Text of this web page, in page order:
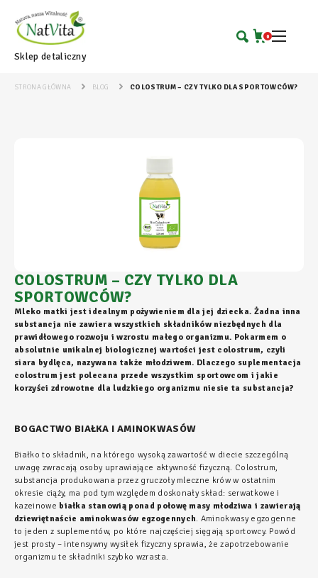
Sklep detaliczny
0
STRONA GŁÓWNA BLOG COLOSTRUM – CZY TYLKO DLA SPORTOWCÓW?
COLOSTRUM – CZY TYLKO DLA
SPORTOWCÓW?
Mleko matki jest idealnym pożywieniem dla jej dziecka. Żadna inna
substancja nie zawiera wszystkich składników niezbędnych dla
prawidłowego rozwoju i wzrostu małego organizmu. Pokarmem o
absolutnie unikalnej biologicznej wartości jest colostrum, czyli
siara bydlęca, nazywana także młodziwem. Dlaczego suplementacja
colostrum jest polecana przede wszystkim sportowcom i jakie
korzyści zdrowotne dla ludzkiego organizmu niesie ta substancja?
BOGACTWO BIAŁKA I AMINOKWASÓW
Białko to składnik, na którego wysoką zawartość w diecie szczególną
uwagę zwracają osoby uprawiające aktywność fizyczną. Colostrum,
substancja produkowana przez gruczoły mleczne krów w ostatnim
okresie ciąży, ma pod tym względem doskonały skład: serwatkowe i
kazeinowe białka stanowią ponad połowę masy młodziwa i zawierają
dziewiętnaście aminokwasów egzogennych. Aminokwasy egzogenne
to jeden z suplementów, po które najczęściej sięgają sportowcy. Powód
jest prosty – intensywny wysiłek fizyczny sprawia, że zapotrzebowanie
organizmu te składniki szybko wzrasta.